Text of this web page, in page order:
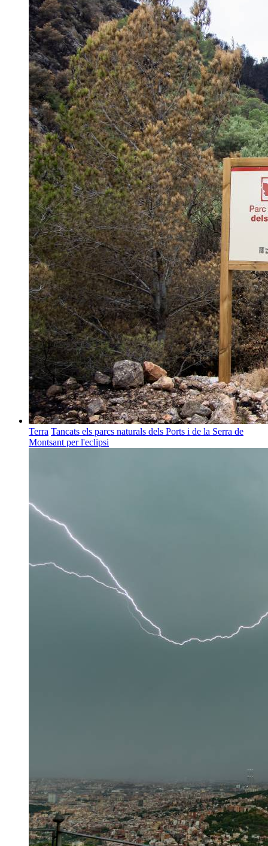
Terra Tancats els parcs naturals dels Ports i de la Serra de
Montsant per l'eclipsi